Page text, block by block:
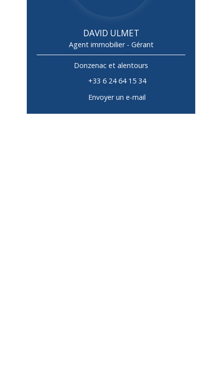
DAVID ULMET
Agent immobilier - Gérant
Donzenac et alentours
+33 6 24 64 15 34
Envoyer un e-mail